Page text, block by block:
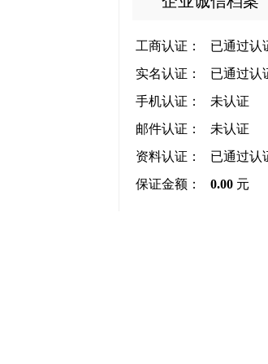
工商认证：
已通过认
实名认证：
已通过认
手机认证：
未认证
邮件认证：
未认证
资料认证：
已通过认
保证金额：
0.00 元